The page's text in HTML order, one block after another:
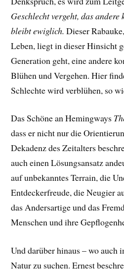
Geschlecht vergeht, das
bleibt ewiglich. Dieser
Leben, liegt in dieser Hinsicht
Generation geht, eine andere
Blühen und Vergehen. Hier
Schlechte wird verblühen, so
Das Schöne an Hemingways
dass er nicht nur die
Dekadenz des Zeitalters
auch einen Lösungsansatz
auf unbekanntes Terrain, die
Entdeckerfreude, die Neugier
das Andersartige und das
Menschen und ihre
Und darüber hinaus – wo auch
Natur zu suchen. Ernest